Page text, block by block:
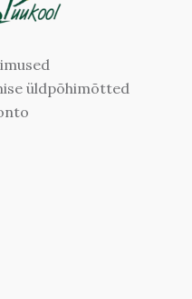
üldpõhimõtted